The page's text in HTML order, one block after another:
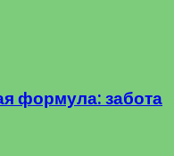
формула: забота